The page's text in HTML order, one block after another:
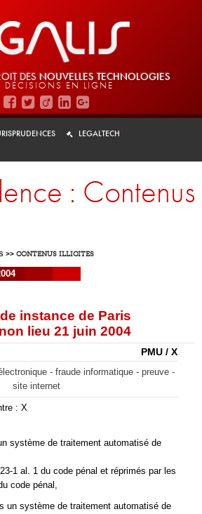
DES NOUVELLES TECHNOLOGIES
DÉCISIONS EN LIGNE
LEGALTECH
: Contenus
>> CONTENUS ILLICITES
instance de Paris
lieu 21 juin 2004
PMU / X
- fraude informatique - preuve -
site internet
: X
système de traitement automatisé de
1 al. 1 du code pénal et réprimés par les
code pénal,
un système de traitement automatisé de